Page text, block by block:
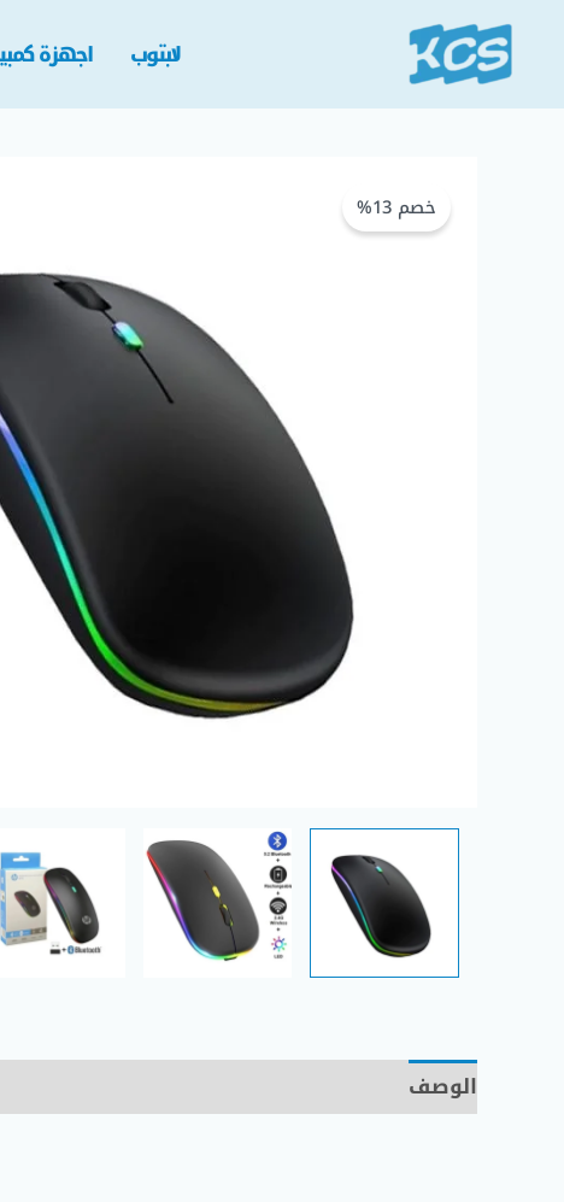
تخطي
المحتوى
لابتوب اجهزة
خصم 13%
الوصف